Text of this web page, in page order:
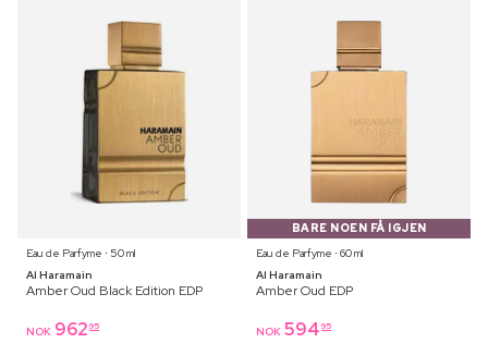
Eau de Parfyme ⋅ 50 ml
Al Haramain
Amber Oud Black Edition EDP
NOK 962 95
BARE NOEN FÅ IGJEN
Eau de Parfyme ⋅ 60 ml
Al Haramain
Amber Oud EDP
NOK 594 95